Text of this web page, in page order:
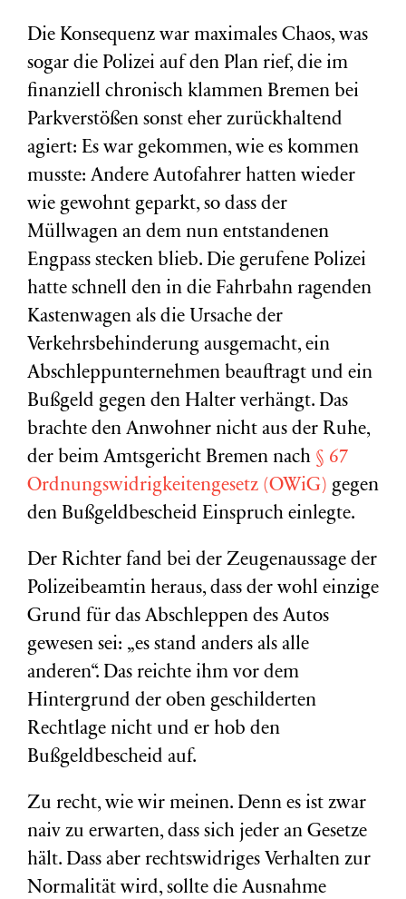
Die Konsequenz war maximales Chaos, was
sogar die Polizei auf den Plan rief, die im
finanziell chronisch klammen Bremen bei
Parkverstößen sonst eher zurückhaltend
agiert: Es war gekommen, wie es kommen
musste: Andere Autofahrer hatten wieder
wie gewohnt geparkt, so dass der
Müllwagen an dem nun entstandenen
Engpass stecken blieb. Die gerufene Polizei
hatte schnell den in die Fahrbahn ragenden
Kastenwagen als die Ursache der
Verkehrsbehinderung ausgemacht, ein
Abschleppunternehmen beauftragt und ein
Bußgeld gegen den Halter verhängt. Das
brachte den Anwohner nicht aus der Ruhe,
der beim Amtsgericht Bremen nach § 67
Ordnungswidrigkeitengesetz (OWiG) gegen
den Bußgeldbescheid Einspruch einlegte.
Der Richter fand bei der Zeugenaussage der
Polizeibeamtin heraus, dass der wohl einzige
Grund für das Abschleppen des Autos
gewesen sei: „es stand anders als alle
anderen“. Das reichte ihm vor dem
Hintergrund der oben geschilderten
Rechtlage nicht und er hob den
Bußgeldbescheid auf.
Zu recht, wie wir meinen. Denn es ist zwar
naiv zu erwarten, dass sich jeder an Gesetze
hält. Dass aber rechtswidriges Verhalten zur
Normalität wird, sollte die Ausnahme